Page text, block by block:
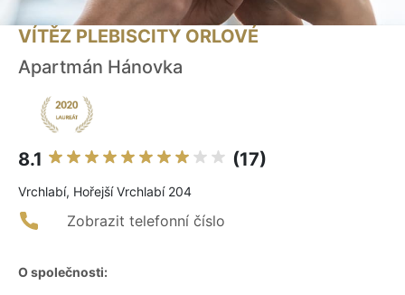
VÍTĚZ PLEBISCITY ORLOVÉ
Apartmán Hánovka
8.1 (17)
Vrchlabí, Hořejší Vrchlabí 204
Zobrazit telefonní číslo
O společnosti: